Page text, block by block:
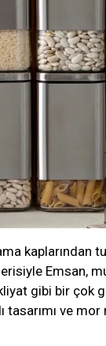
kaplarından
Emsan,
gibi bir çok
tasarımı ve